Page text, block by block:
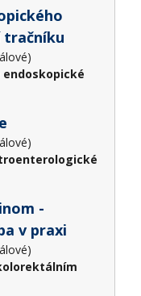
tračníku
endoskopické
-
v praxi